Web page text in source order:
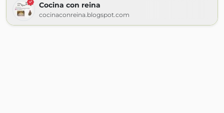
Cocina con reina
cocinaconreina.blogspot.com